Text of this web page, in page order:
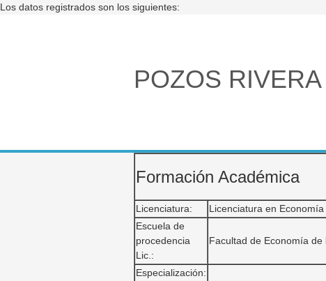
Los datos registrados son los siguientes:
POZOS
Formación Académica
Licenciatura:
Licenciatura en Economía
Escuela de
procedencia
Lic.:
Facultad de Economía de
Especialización: